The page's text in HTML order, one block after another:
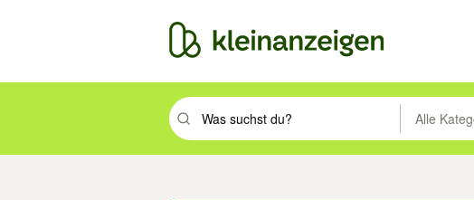
Suchbegriff eingeben. Eingabetaste drücken um zu
Alle